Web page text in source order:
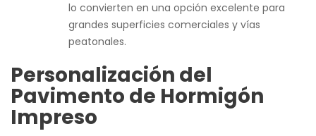
lo convierten en una opción excelente para
grandes superficies comerciales y vías
peatonales.
Personalización del
Pavimento de Hormigón
Impreso